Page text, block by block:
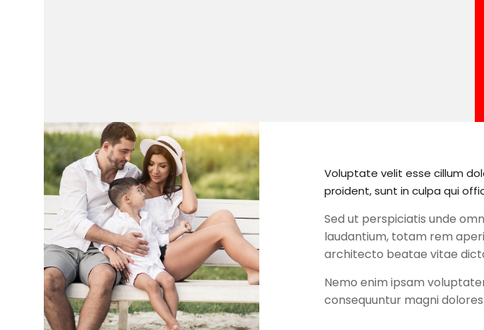
Voluptate velit esse cillum
proident, sunt in culpa qui
Sed ut perspiciatis unde
laudantium, totam rem
architecto beatae vitae
Nemo enim ipsam
consequuntur magni